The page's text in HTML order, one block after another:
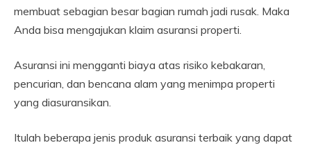
membuat sebagian besar bagian rumah jadi rusak. Maka
Anda bisa mengajukan klaim asuransi properti.
Asuransi ini mengganti biaya atas risiko kebakaran,
pencurian, dan bencana alam yang menimpa properti
yang diasuransikan.
Itulah beberapa jenis produk asuransi terbaik yang dapat